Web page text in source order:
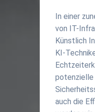
In einer
von IT-
Künstlich
KI-
potenzielle
auch die